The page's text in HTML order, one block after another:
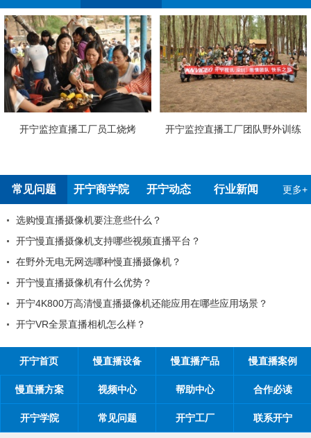
监控直播工厂团队野外训练
常见问题 开宁商学院 开宁动态 行业新闻 更多+
台？
在哪些应用场景？
99%的工程商搞不清楚自己的目标客
工程商如何制定营销方案？
工程商如何1年收入100万？
开宁慢直播厂家带你从9个角度抢占
开宁慢直播厂家告诉您：如何做好微
开宁首页 慢直播设备 慢直播产品 慢直播案例
慢直播方案 视频中心 帮助中心 合作必读
开宁学院 常见问题 开宁工厂 联系开宁